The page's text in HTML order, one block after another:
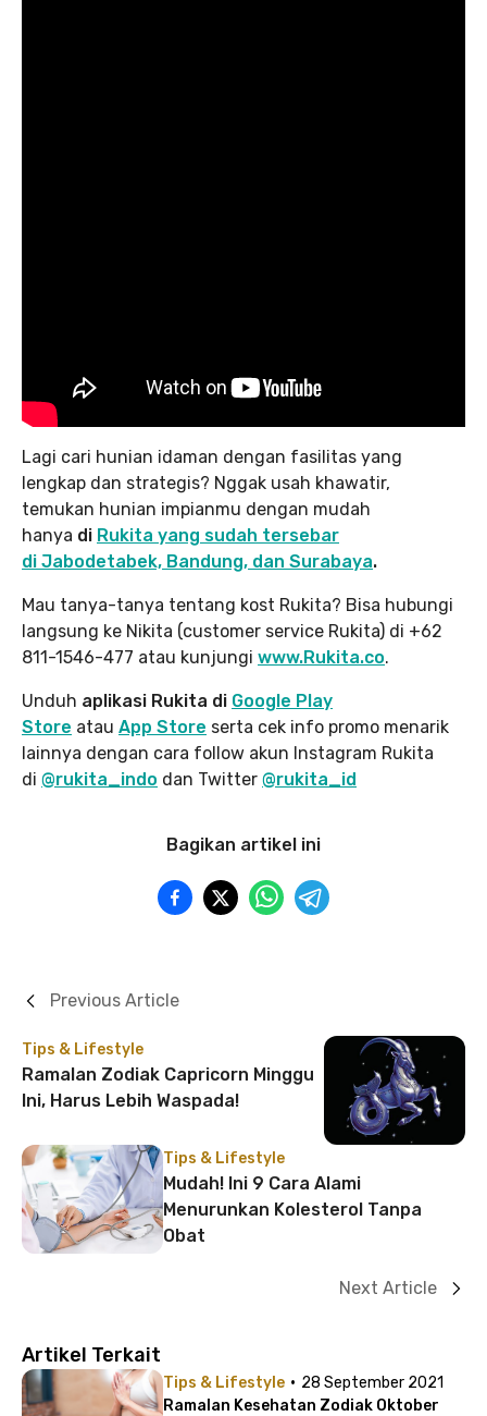
Lagi cari hunian idaman dengan fasilitas yang
lengkap dan strategis? Nggak usah khawatir,
temukan hunian impianmu dengan mudah
hanya di Rukita yang sudah tersebar
di Jabodetabek, Bandung, dan Surabaya.
Mau tanya-tanya tentang kost Rukita? Bisa hubungi
langsung ke Nikita (customer service Rukita) di +62
811-1546-477 atau kunjungi www.Rukita.co.
Unduh aplikasi Rukita di Google Play
Store atau App Store serta cek info promo menarik
lainnya dengan cara follow akun Instagram Rukita
di @rukita_indo dan Twitter @rukita_id
Bagikan artikel ini
Tips & Lifestyle
Ramalan Zodiak Capricorn Minggu
Ini, Harus Lebih Waspada!
Previous Article
Tips & Lifestyle
Mudah! Ini 9 Cara Alami
Menurunkan Kolesterol Tanpa
Obat
Next Article
Artikel Terkait
Tips & Lifestyle · 28 September 2021
Ramalan Kesehatan Zodiak Oktober